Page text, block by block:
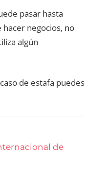
pasar hasta
negocios, no
algún
de estafa puedes
de